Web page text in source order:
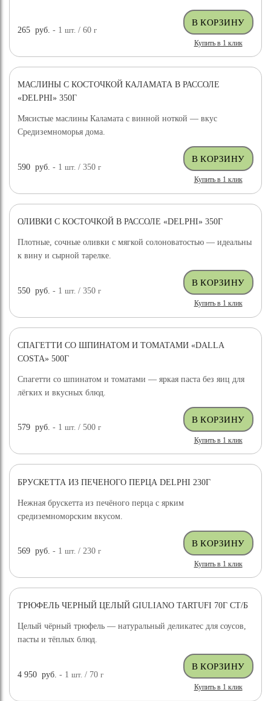
265 руб. - 1шт. / 60г
Купить в 1 клик
МАСЛИНЫ С КОСТОЧКОЙ КАЛАМАТА В РАССОЛЕ
«DELPHI» 350Г
Мясистые маслины Каламата с винной ноткой — вкус
Средиземноморья дома.
590 руб. - 1шт. / 350г
Купить в 1 клик
ОЛИВКИ С КОСТОЧКОЙ В РАССОЛЕ «DELPHI» 350Г
Плотные, сочные оливки с мягкой солоноватостью — идеальны
к вину и сырной тарелке.
550 руб. - 1шт. / 350г
Купить в 1 клик
СПАГЕТТИ СО ШПИНАТОМ И ТОМАТАМИ «DALLA
COSTA» 500Г
Спагетти со шпинатом и томатами — яркая паста без яиц для
лёгких и вкусных блюд.
579 руб. - 1шт. / 500г
Купить в 1 клик
БРУСКЕТТА ИЗ ПЕЧЕНОГО ПЕРЦА DELPHI 230Г
Нежная брускетта из печёного перца с ярким
средиземноморским вкусом.
569 руб. - 1шт. / 230г
Купить в 1 клик
ДОСТАВКА БЕСПЛАТНО
ТРЮФЕЛЬ ЧЕРНЫЙ ЦЕЛЫЙ GIULIANO TARTUFI 70Г СТ/Б
Целый чёрный трюфель — натуральный деликатес для соусов,
пасты и тёплых блюд.
4 950 руб. - 1шт. / 70г
Купить в 1 клик